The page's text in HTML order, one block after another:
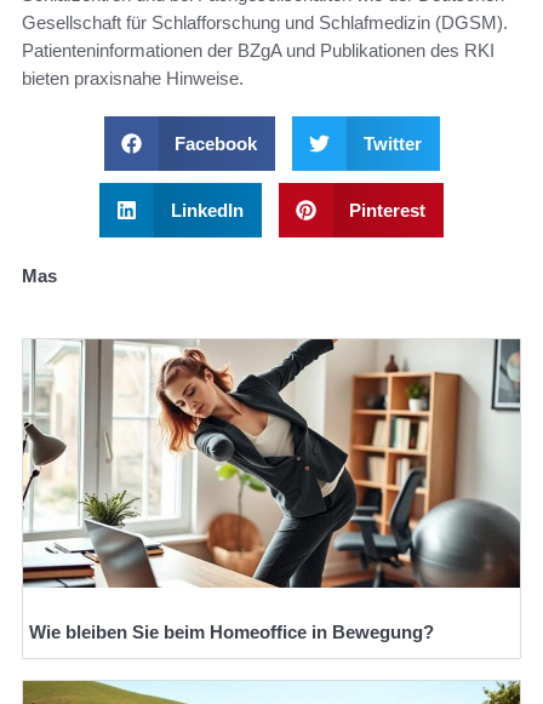
Gesellschaft für Schlafforschung und Schlafmedizin (DGSM).
Patienteninformationen der BZgA und Publikationen des RKI
bieten praxisnahe Hinweise.
Facebook Twitter
LinkedIn Pinterest
Mas
Wie bleiben Sie beim Homeoffice in Bewegung?